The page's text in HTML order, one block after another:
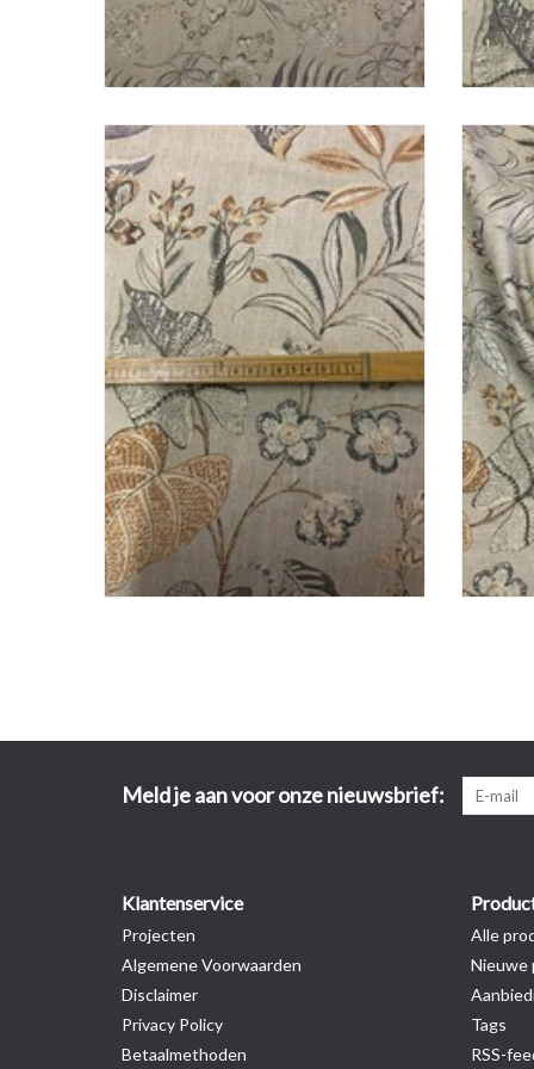
Meld je aan voor onze nieuwsbrief:
Klantenservice
Projecten
Algemene Voorwaarden
Disclaimer
Privacy Policy
Betaalmethoden
Alle
Nieuwe
Tags
RSS-